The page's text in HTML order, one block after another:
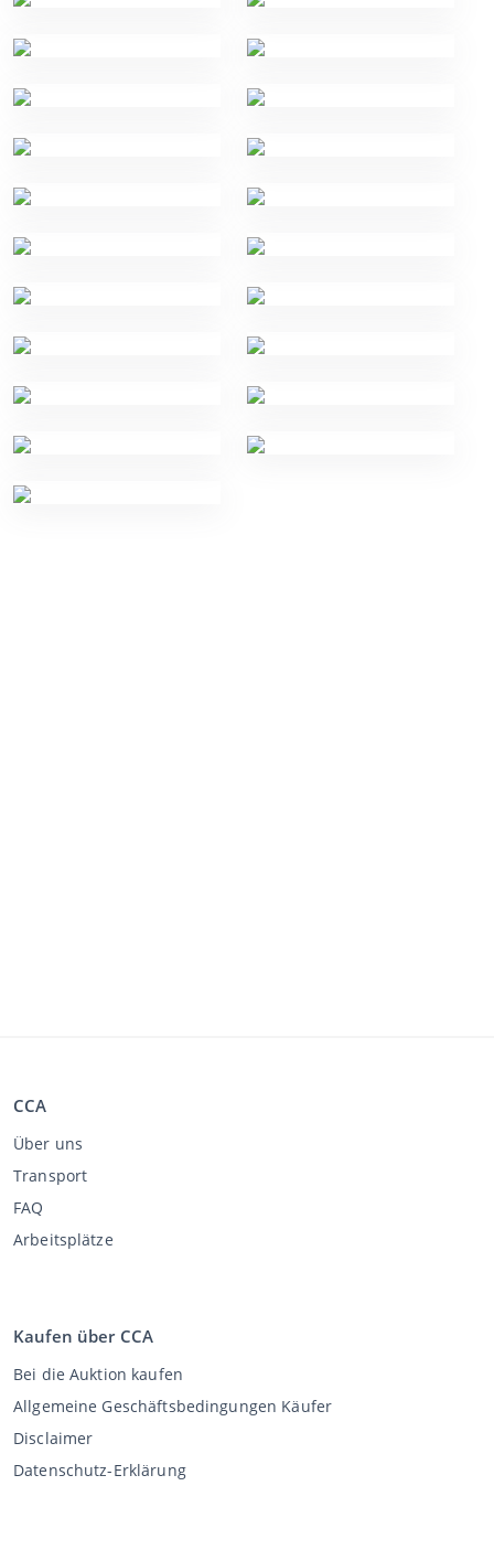
CCA
Über uns
Transport
FAQ
Arbeitsplätze
Kaufen über CCA
Bei die Auktion kaufen
Allgemeine Geschäftsbedingungen Käufer
Disclaimer
Datenschutz-Erklärung